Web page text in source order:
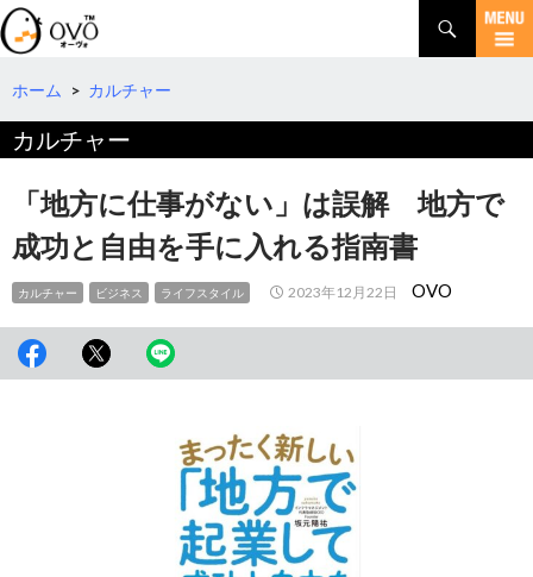
検
索
コ
テ
ツ
へ
ホーム > カルチャー
カルチャー
「地方に仕事がない」は誤解 地方で
成功と自由を手に入れる指南書
カルチャー ビジネス ライフスタイル 2023年12月22日 OVO